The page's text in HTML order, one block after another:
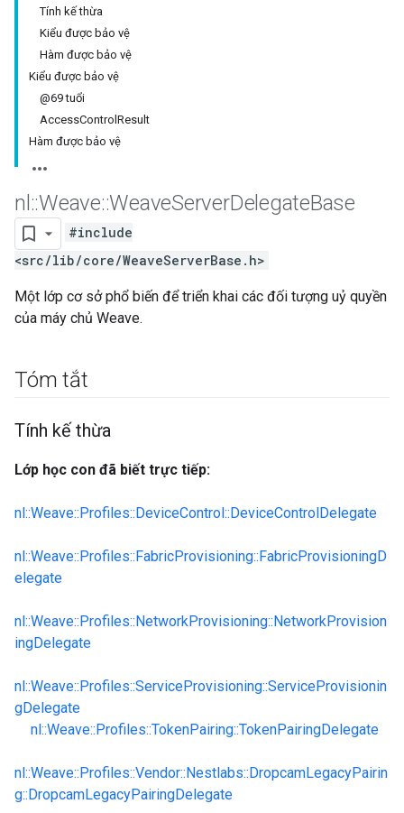
Tính kế thừa
Kiểu được bảo vệ
Hàm được bảo vệ
Kiểu được bảo vệ
@69 tuổi
AccessControlResult
Hàm được bảo vệ
nl ::Weave::WeaveServerDelegateBase
#include
<src/lib/core/WeaveServerBase.h>
Một lớp cơ sở phổ biến để triển khai các đối tượng uỷ quyền
của máy chủ Weave.
Tóm tắt
Tính kế thừa
Lớp học con đã biết trực tiếp:
nl::Weave::Profiles::DeviceControl::DeviceControlDelegate
nl::Weave::Profiles::FabricProvisioning::FabricProvisioningD
elegate
nl::Weave::Profiles::NetworkProvisioning::NetworkProvision
ingDelegate
nl::Weave::Profiles::ServiceProvisioning::ServiceProvisionin
gDelegate
nl::Weave::Profiles::TokenPairing::TokenPairingDelegate
nl::Weave::Profiles::Vendor::Nestlabs::DropcamLegacyPairin
g::DropcamLegacyPairingDelegate